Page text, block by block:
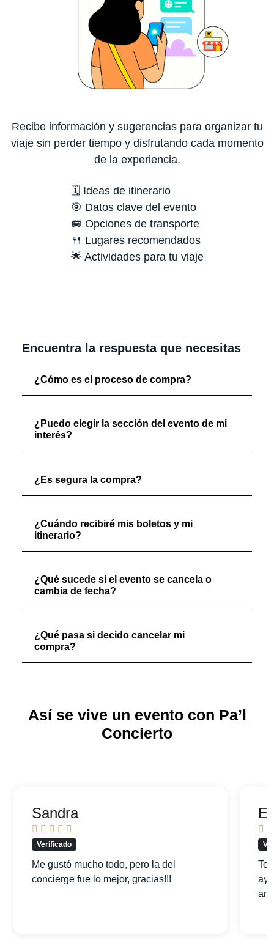
Recibe información y sugerencias para organizar tu
viaje sin perder tiempo y disfrutando cada momento
de la experiencia.
🗓️ Ideas de itinerario
🎯 Datos clave del evento
🚐 Opciones de transporte
🍴 Lugares recomendados
🌟 Actividades para tu viaje
Encuentra la respuesta que necesitas
¿Cómo es el proceso de compra?
¿Puedo elegir la sección del evento de mi
interés?
¿Es segura la compra?
¿Cuándo recibiré mis boletos y mi
itinerario?
¿Qué sucede si el evento se cancela o
cambia de fecha?
¿Qué pasa si decido cancelar mi
compra?
Así se vive un evento con Pa’l
Concierto
Sandra
Verificado
Me gustó mucho todo, pero la del
concierge fue lo mejor, gracias!!!